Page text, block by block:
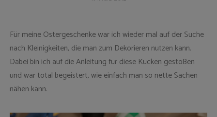
Für meine Ostergeschenke war ich wieder mal auf der Suche
nach Kleinigkeiten, die man zum Dekorieren nutzen kann.
Dabei bin ich auf die Anleitung für diese Kücken gestoßen
und war total begeistert, wie einfach man so nette Sachen
nähen kann.